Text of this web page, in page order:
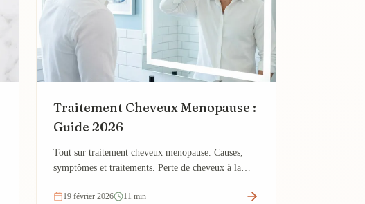
Traitement Cheveux Menopause :
Guide 2026
Tout sur traitement cheveux menopause. Causes,
symptômes et traitements. Perte de cheveux à la
19 février 2026 11 min